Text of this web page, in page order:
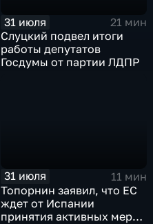
31 июля
21 мин
Слуцкий подвел итоги
работы депутатов
Госдумы от партии ЛДПР
31 июля
11 мин
Топорнин заявил, что ЕС
ждет от Испании
принятия активных мер